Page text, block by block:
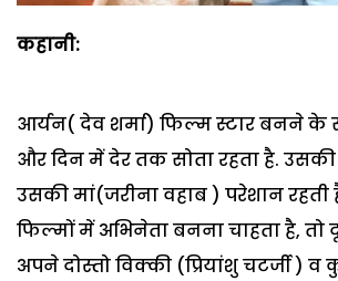
कहानी:
आर्यन( देव शर्मा) फिल्म स्टार बनने के
और दिन में देर तक सोता रहता है.
उसकी मां(जरीना वहाब ) परेशान
फिल्मों में अभिनेता बनना चाहता है, तो
अपने दोस्तो विक्की (प्रियांशु चटर्जी